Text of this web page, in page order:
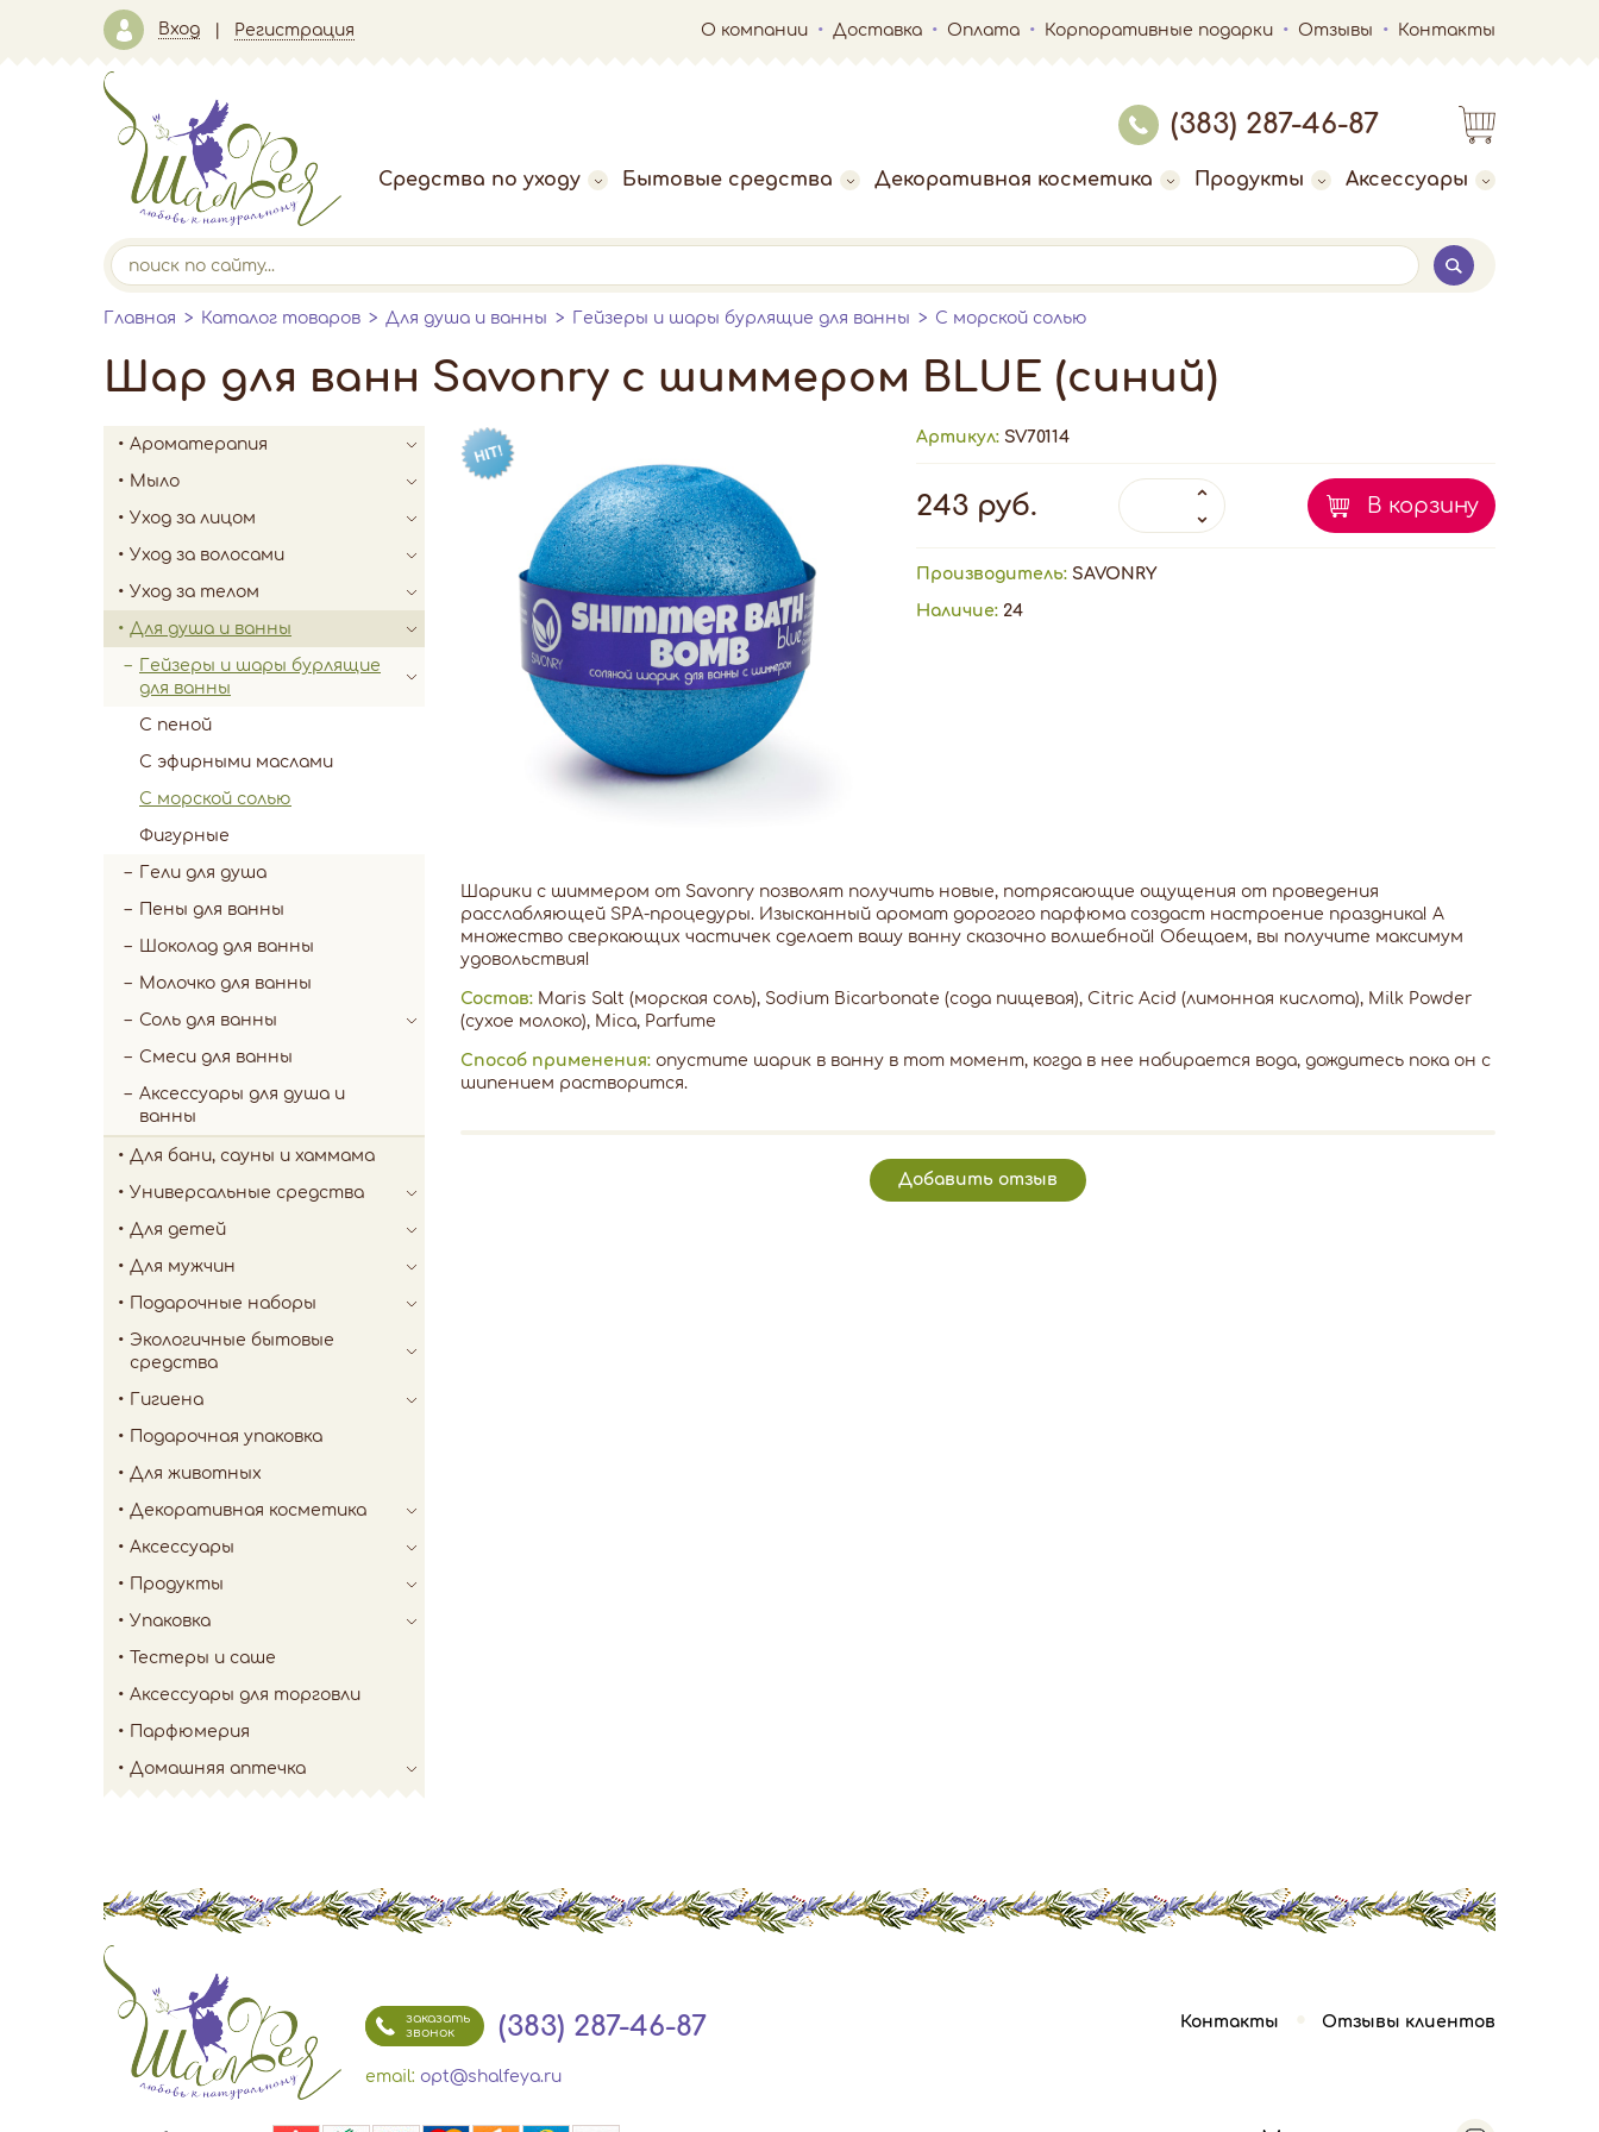
Вход Регистрация О компании Доставка Оплата Корпоративные подарки Отзывы Контакты
(383) 287-46-87
Средства по уходу Бытовые средства Декоративная косметика Продукты Аксессуары
Главная Каталог товаров Для душа и ванны Гейзеры и шары бурлящие для ванны С морской солью
Шар для ванн Savonry с шиммером BLUE (синий)
Ароматерапия
Мыло
Уход за лицом
Уход за волосами
Уход за телом
Для душа и ванны
Гейзеры и шары бурлящие
для ванны
С пеной
С эфирными маслами
С морской солью
Фигурные
Гели для душа
Пены для ванны
Шоколад для ванны
Молочко для ванны
Соль для ванны
Смеси для ванны
Аксессуары для душа и
ванны
Для бани, сауны и хаммама
Универсальные средства
Для детей
Для мужчин
Подарочные наборы
Экологичные бытовые
средства
Гигиена
Подарочная упаковка
Для животных
Декоративная косметика
Аксессуары
Продукты
Упаковка
Тестеры и саше
Аксессуары для торговли
Парфюмерия
Домашняя аптечка
Артикул:SV70114
243 руб. В корзину
Производитель: SAVONRY
Наличие:24
Шарики с шиммером от Savonry позволят получить новые, потрясающие ощущения от проведения
расслабляющей SPA-процедуры. Изысканный аромат дорогого парфюма создаст настроение праздника! А
множество сверкающих частичек сделает вашу ванну сказочно волшебной! Обещаем, вы получите максимум
удовольствия!
Состав: Maris Salt (морская соль), Sodium Bicarbonate (сода пищевая), Citric Acid (лимонная кислота), Milk Powder
(сухое молоко), Mica, Parfume
Способ применения: опустите шарик в ванну в тот момент, когда в нее набирается вода, дождитесь пока он с
шипением растворится.
Добавить отзыв
заказать
звонок
(383) 287-46-87
email: opt@shalfeya.ru
Контакты Отзывы клиентов